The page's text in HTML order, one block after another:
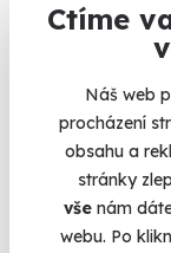
Ctíme
Náš web
procházení
obsahu a
stránky
vše nám
webu. Po